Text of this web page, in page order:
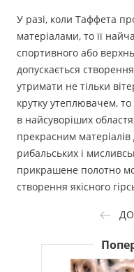
У разі, коли Таффета
матеріалами, то її
спортивного або
допускається
утримати не тільки
крутку утеплювачем, то
в найсуворіших
прекрасним
рибальських і
прикрашене полотно
створення якісного